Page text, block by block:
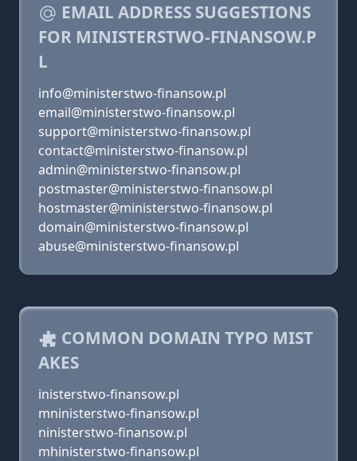
EMAIL ADDRESS SUGGESTIONS
FOR MINISTERSTWO-FINANSOW.P
L
info@ministerstwo-finansow.pl
email@ministerstwo-finansow.pl
support@ministerstwo-finansow.pl
contact@ministerstwo-finansow.pl
admin@ministerstwo-finansow.pl
postmaster@ministerstwo-finansow.pl
hostmaster@ministerstwo-finansow.pl
domain@ministerstwo-finansow.pl
abuse@ministerstwo-finansow.pl
COMMON DOMAIN TYPO MIST
AKES
inisterstwo-finansow.pl
mninisterstwo-finansow.pl
ninisterstwo-finansow.pl
mhinisterstwo-finansow.pl